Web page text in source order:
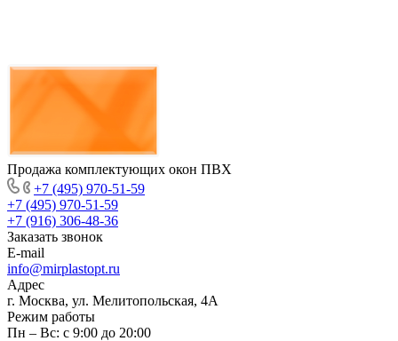
Продажа комплектующих окон ПВХ
+7 (495) 970-51-59
+7 (495) 970-51-59
+7 (916) 306-48-36
Заказать звонок
E-mail
info@mirplastopt.ru
Адрес
г. Москва, ул. Мелитопольская, 4А
Режим работы
Пн – Вс: с 9:00 до 20:00